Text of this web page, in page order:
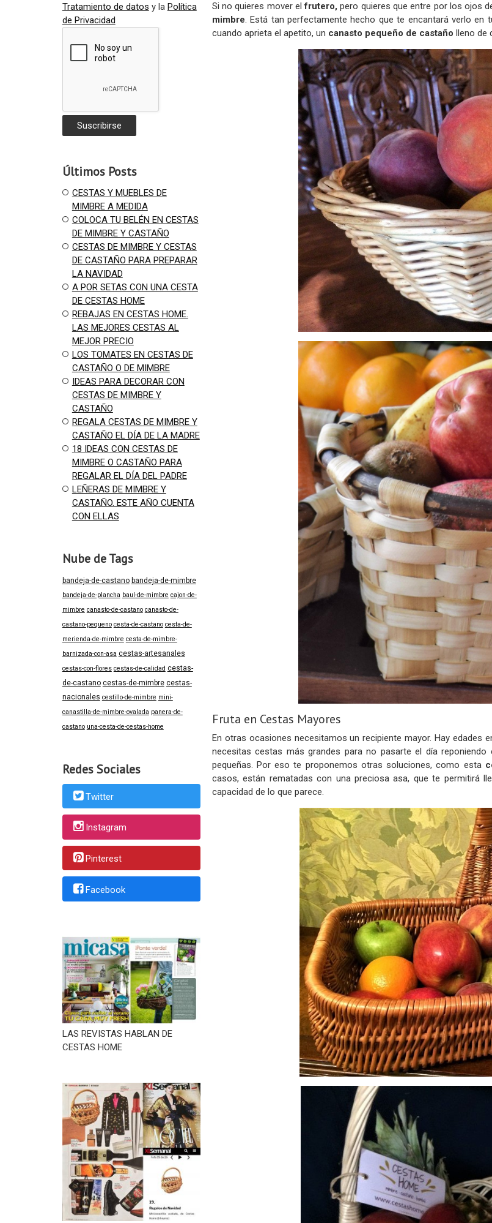
Tratamiento de datos y la Política
de Privacidad
Últimos Posts
CESTAS Y MUEBLES DE
MIMBRE A MEDIDA
COLOCA TU BELÉN EN CESTAS
DE MIMBRE Y CASTAÑO
CESTAS DE MIMBRE Y CESTAS
DE CASTAÑO PARA PREPARAR
LA NAVIDAD
A POR SETAS CON UNA CESTA
DE CESTAS HOME
REBAJAS EN CESTAS HOME.
LAS MEJORES CESTAS AL
MEJOR PRECIO
LOS TOMATES EN CESTAS DE
CASTAÑO O DE MIMBRE
IDEAS PARA DECORAR CON
CESTAS DE MIMBRE Y
CASTAÑO
REGALA CESTAS DE MIMBRE Y
CASTAÑO EL DÍA DE LA MADRE
18 IDEAS CON CESTAS DE
MIMBRE O CASTAÑO PARA
REGALAR EL DÍA DEL PADRE
LEÑERAS DE MIMBRE Y
CASTAÑO. ESTE AÑO CUENTA
CON ELLAS
Nube de Tags
bandeja-de-castano bandeja-de-mimbre
bandeja-de-plancha baul-de-mimbre cajon-de-
mimbre canasto-de-castano canasto-de-
castano-pequeno cesta-de-castano cesta-de-
merienda-de-mimbre cesta-de-mimbre-
barnizada-con-asa cestas-artesanales
cestas-con-flores cestas-de-calidad cestas-
de-castano cestas-de-mimbre cestas-
nacionales cestillo-de-mimbre mini-
canastilla-de-mimbre-ovalada panera-de-
castano una-cesta-de-cestas-home
Redes Sociales
Twitter
Instagram
Pinterest
Facebook
LAS REVISTAS HABLAN DE
CESTAS HOME
Si no quieres mover el frutero,pero quieres que entre por los ojos
mimbre. Está tan perfectamente hecho que te encantará verlo
cuando aprieta el apetito, un canasto pequeño de castaño lleno de
Fruta en Cestas Mayores
En otras ocasiones necesitamos un recipiente mayor. Hay
necesitas cestas más grandes para no pasarte el día reponiendo
pequeñas. Por eso te proponemos otras soluciones, como esta
casos, están rematadas con una preciosa asa, que te permitirá
capacidad de lo que parece.